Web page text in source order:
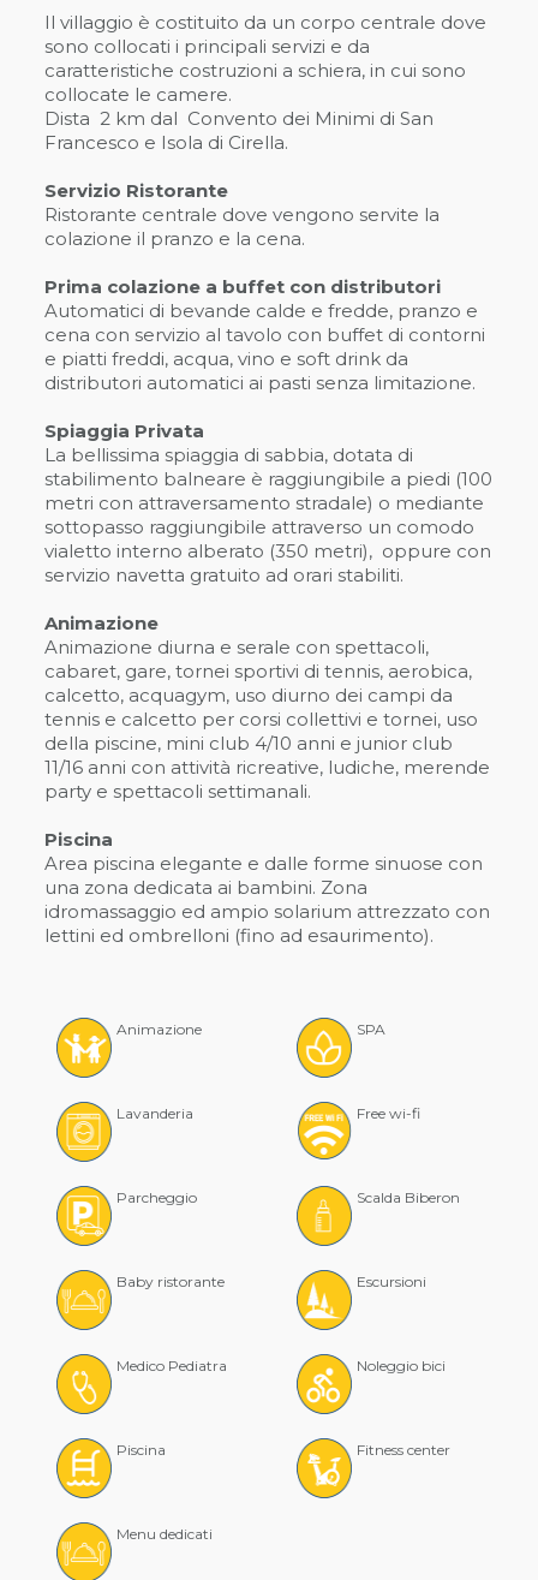
Il villaggio è costituito da un corpo centrale dove
sono collocati i principali servizi e da
caratteristiche costruzioni a schiera, in cui sono
collocate le camere.
Dista 2 km dal Convento dei Minimi di San
Francesco e Isola di Cirella.
Servizio Ristorante
Ristorante centrale dove vengono servite la
colazione il pranzo e la cena.
Prima colazione a buffet con distributori
Automatici di bevande calde e fredde, pranzo e
cena con servizio al tavolo con buffet di contorni
e piatti freddi, acqua, vino e soft drink da
distributori automatici ai pasti senza limitazione.
Spiaggia Privata
La bellissima spiaggia di sabbia, dotata di
stabilimento balneare è raggiungibile a piedi (100
metri con attraversamento stradale) o mediante
sottopasso raggiungibile attraverso un comodo
vialetto interno alberato (350 metri), oppure con
servizio navetta gratuito ad orari stabiliti.
Animazione
Animazione diurna e serale con spettacoli,
cabaret, gare, tornei sportivi di tennis, aerobica,
calcetto, acquagym, uso diurno dei campi da
tennis e calcetto per corsi collettivi e tornei, uso
della piscine, mini club 4/10 anni e junior club
11/16 anni con attività ricreative, ludiche, merende
party e spettacoli settimanali.
Piscina
Area piscina elegante e dalle forme sinuose con
una zona dedicata ai bambini. Zona
idromassaggio ed ampio solarium attrezzato con
lettini ed ombrelloni (fino ad esaurimento).
Animazione SPA
Lavanderia Free wi-fi
Parcheggio Scalda Biberon
Baby ristorante Escursioni
Medico Pediatra Noleggio bici
Piscina Fitness center
Menu dedicati